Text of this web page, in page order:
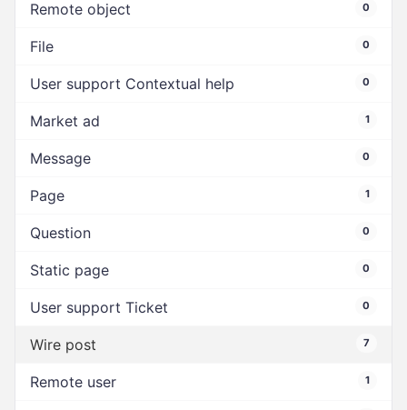
Remote object 0
File 0
User support Contextual help 0
Market ad 1
Message 0
Page 1
Question 0
Static page 0
User support Ticket 0
Wire post 7
Remote user 1